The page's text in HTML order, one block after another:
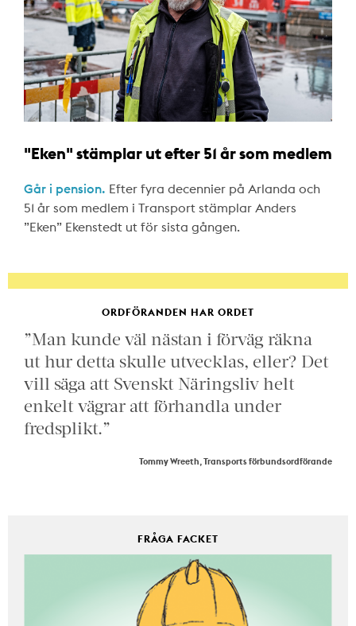
"Eken" stämplar ut efter 51 år som medlem
Går i pension. Efter fyra decennier på Arlanda och
51 år som medlem i Transport stämplar Anders
”Eken” Ekenstedt ut för sista gången.
ORDFÖRANDEN HAR ORDET
”Man kunde väl nästan i förväg räkna
ut hur detta skulle utvecklas, eller? Det
vill säga att Svenskt Näringsliv helt
enkelt vägrar att förhandla under
fredsplikt.”
Tommy Wreeth, Transports förbundsordförande
FRÅGA FACKET